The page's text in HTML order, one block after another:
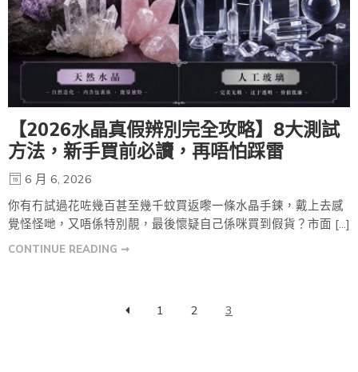
【2026水晶真假辨別完全攻略】8大測試
方法，新手買前必讀，再唔怕踩雷
6 月 6, 2026
你有冇試過花咗幾百甚至幾千蚊買返嚟一條水晶手鍊，戴上去感
覺怪怪哋，又唔係特別靚，最後懷疑自己係咪買到假貨？市面 […]
CONTINUE READING ➞
1 2 3